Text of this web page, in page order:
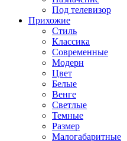
Под телевизор
Прихожие
Стиль
Классика
Современные
Модерн
Цвет
Белые
Венге
Светлые
Темные
Размер
Малогабаритные